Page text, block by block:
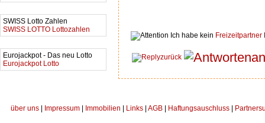
SWISS Lotto Zahlen
SWISS LOTTO Lottozahlen
Eurojackpot - Das neu Lotto
Eurojackpot Lotto
Ich habe kein Freizeitpartner
zurück
über uns Impressum Immobilien Links AGB Haftungsauschluss